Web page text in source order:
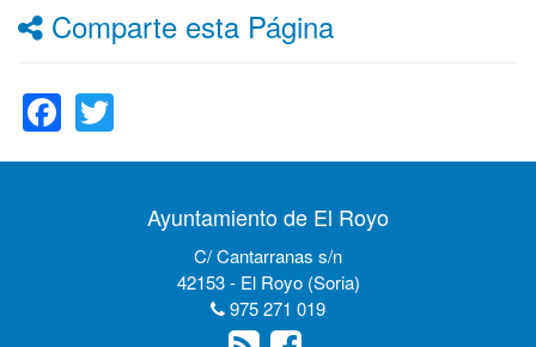
Comparte esta Página
Facebook
Ayuntamiento de El Royo
C/ Cantarranas s/n
42153 - El Royo (Soria)
975 271 019